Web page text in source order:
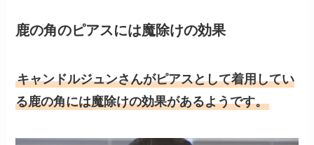
鹿の角のピアスには魔除けの効果
キャンドルジュンさんがピアスとして着用してい
る鹿の角には魔除けの効果があるようです。